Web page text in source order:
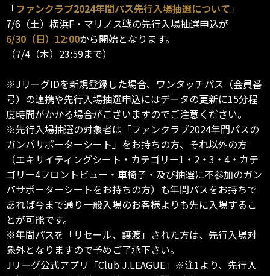
「ファンクラブ2024年間パス先行入場抽選について 」
7/6（土）横浜F・マリノス戦の先行入場抽選申込が
6/30（日）12:00から開始となります。
（7/4（木）23:59まで）
※JリーグIDを新規登録した場合、ワンタッチパス（会員番
号）の連携や先行入場抽選申込にはデータの更新に15分程
度時間がかかる場合がございますのでご注意ください。
※先行入場抽選の対象者は「ファンクラブ2024年間パスの
ガンバサポーターシート」をお持ちの方、それ以外の方
（エキサイティングシート・カテゴリー1・2・3・4・カテ
ゴリー4フロントビュー・車椅子・及び抽選に不参加のガン
バサポーターシートをお持ちの方）も年間パスをお持ちで
あれば今まで通り一般入場のお客様よりも先に入場するこ
とが可能です。
※年間パスを「リセール、譲渡」された方は、先行入場対
象外となりますので予めご了承下さい。
Jリーグ公式アプリ「Club J.LEAGUE」※注1より、先行入